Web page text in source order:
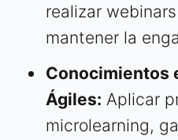
realizar
mantener la
Conocimientos
Ágiles: Aplicar
microlearning,